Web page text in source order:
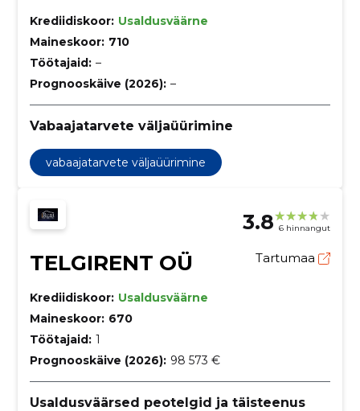
Krediidiskoor: Usaldusväärne
Maineskoor: 710
Töötajaid: –
Prognooskäive (2026): –
Vabaajatarvete väljaüürimine
vabaajatarvete väljaüürimine
3.8 6 hinnangut
TELGIRENT OÜ Tartumaa
Krediidiskoor: Usaldusväärne
Maineskoor: 670
Töötajaid: 1
Prognooskäive (2026): 98 573 €
Usaldusväärsed peotelgid ja täisteenus